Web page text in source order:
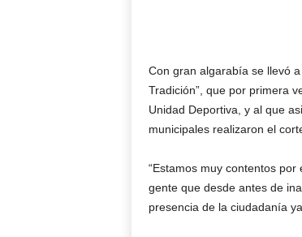
Con gran algarabía se llevó
Tradición”, que por primera
Unidad Deportiva, y al que
municipales realizaron el
“Estamos muy contentos
gente que desde antes de
presencia de la ciudadanía